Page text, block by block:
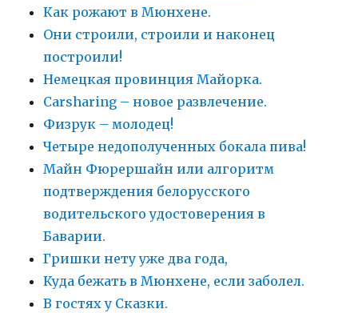
Как рожают в Мюнхене.
Они строили, строили и наконец
построили!
Немецкая провинция Майорка.
Carsharing – новое развлечение.
Физрук – молодец!
Четыре недополученных бокала пива!
Майн Фюрершайн или алгоритм
подтверждения белорусского
водительского удостоверения в
Баварии.
Гришки нету уже два года,
Куда бежать в Мюнхене, если заболел.
В гостях у Сказки.